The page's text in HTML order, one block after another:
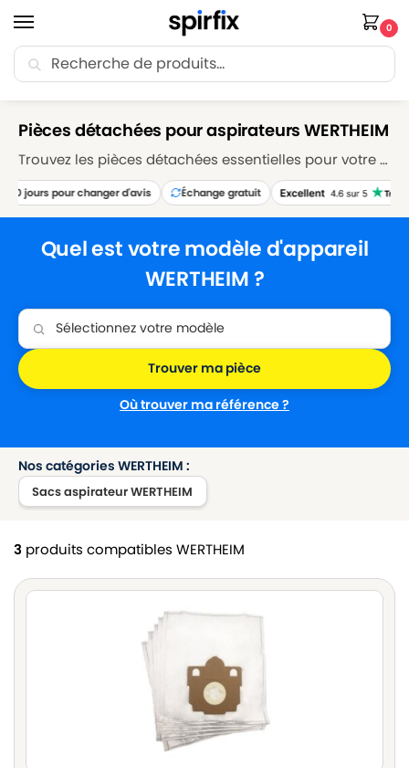
0
🚚 Livraison Point Relais offerte dès 30€ d’achat.
Pièces détachées pour aspirateurs WERTHEIM
Trouvez les pièces détachées essentielles pour votre aspirateur WERTHEIM sur Spirfix. Explorez notre sélection de sacs, filtres, brosses et accessoires pour maintenir votre aspirateur WERTHEIM en parfait état de fonctionnement. Réparez et entretenez votre appareil avec nos pièces détachées de qualité supérieure, garantissant des performances de nettoyage optimales.
30 jours pour changer d'avis Échange gratuit
Quel est votre modèle d'appareil
WERTHEIM ?
Où trouver ma référence ?
Trouver ma pièce
Nos catégories WERTHEIM :
Sacs aspirateur WERTHEIM
3 produits compatibles WERTHEIM